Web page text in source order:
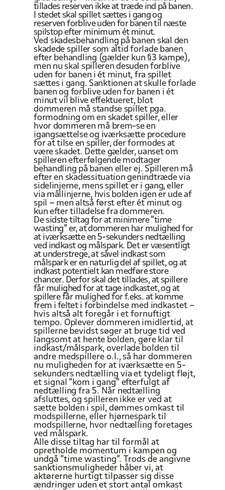
tillades reserven ikke at træde ind på banen.
I stedet skal spillet sættes i gang og
reserven forblive uden for banen til næste
spilstop efter minimum ét minut.
Ved skadesbehandling på banen skal den
skadede spiller som altid forlade banen
efter behandling (gælder kun §3 kampe),
men nu skal spilleren desuden forblive
uden for banen i ét minut, fra spillet
sættes i gang. Sanktionen at skulle forlade
banen og forblive uden for banen i ét
minut vil blive effektueret, blot
dommeren må standse spillet pga.
formodning om en skadetspiller, eller
hvor dommeren må brem-se en
igangsættelse og iværksætte procedure
for at tilse en spiller, der formodes at
væreskadet. Dette gælder, uanset om
spilleren efterfølgende modtager
behandling på banen eller ej. Spilleren må
efter en skadessituation genindtræde via
sidelinjerne, mens spillet er i gang, eller
via mållinjerne, hvis bolden igen er ude af
spil – men altså først efter ét minut og
kun efter tilladelse fra dommeren.
Desidste tiltag for at minimere ”time
wasting” er, at dommeren har mulighed for
at iværksætte en 5-sekunders nedtælling
ved indkast og målspark. Det er væsentligt
at understrege, at såvel indkast som
målspark er en naturligdel af spillet, og at
indkast potentielt kan medførestore
chancer. Derforskal det tillades, at spillere
får mulighed for at tage indkastet, og at
spillere får mulighed for f.eks. at komme
frem i feltet i forbindelse med indkastet –
hvis altså alt foregår i et fornuftigt
tempo. Oplever dommeren imidlertid, at
spillerne bevidst søger at bruge tid ved
langsomt at hente bolden, gøre klar til
indkast/målspark, overlade bolden til
andre medspillere o.l., så har dommeren
nu muligheden for at iværksætte en 5-
sekunders nedtælling via et tydeligt fløjt,
et signal ”kom i gang” efterfulgt af
nedtælling fra 5. Når nedtælling
afsluttes, og spilleren ikke er ved at
sætte bolden i spil, dømmesomkast til
modspillerne, eller hjørnespark til
modspillerne, hvor nedtælling foretages
ved målspark.
Alle disse tiltag har til formål at
opretholde momentum i kampen og
undgå ”time wasting”. Trods de angivne
sanktionsmuligheder håber vi, at
aktørerne hurtigttilpasser sig disse
ændringer uden et stort antal omkast